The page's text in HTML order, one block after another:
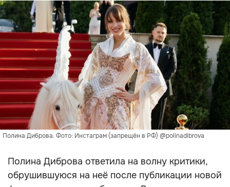
Полина Диброва. Фото: Инстаграм (запрещён в РФ) @polinadibrova
Полина Диброва ответила на волну критики,
обрушившуюся на неё после публикации новой